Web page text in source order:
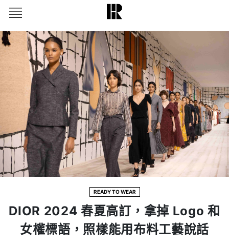
READY TO WEAR
DIOR 2024 春夏高訂，拿掉 Logo 和
女權標語，照樣能用布料工藝說話